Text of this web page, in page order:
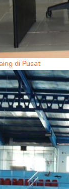
di Pusat